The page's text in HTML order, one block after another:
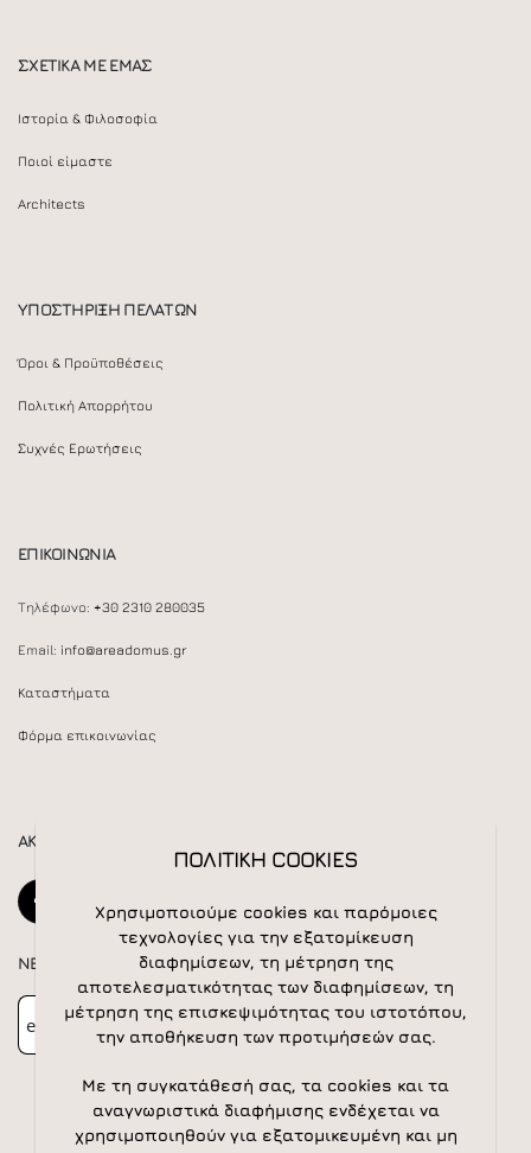
ΣΧΕΤΙΚΑ ΜΕ ΕΜΑΣ
Ιστορία & Φιλοσοφία
Ποιοί είμαστε
Architects
ΥΠΟΣΤΗΡΙΞΗ ΠΕΛΑΤΩΝ
Όροι & Προϋποθέσεις
Πολιτική Απορρήτου
Συχνές Ερωτήσεις
ΕΠΙΚΟΙΝΩΝΙΑ
Τηλέφωνο: +30 2310 280035
Email: info@areadomus.gr
Καταστήματα
Φόρμα επικοινωνίας
ΑΚΟΛΟΥΘΕΙΣΤΕ ΜΑΣ
NEWSLETTER
Newsletter Subscribe
ΠΟΛΙΤΙΚΗ COOKIES
Χρησιμοποιούμε cookies και παρόμοιες
τεχνολογίες για την εξατομίκευση
διαφημίσεων, τη μέτρηση της
αποτελεσματικότητας των διαφημίσεων, τη
μέτρηση της επισκεψιμότητας του ιστοτόπου,
την αποθήκευση των προτιμήσεών σας.
Με τη συγκατάθεσή σας, τα cookies και τα
αναγνωριστικά διαφήμισης ενδέχεται να
χρησιμοποιηθούν για εξατομικευμένη και μη